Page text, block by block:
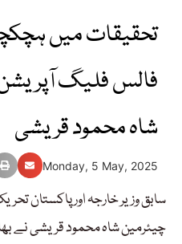
تحقیقات میں
فالس فلیگ
شاہ محمود قریشی
Monday, 5 May, 2025
سابق وزیر خارجہ اور پاکستان
چیئرمین شاہ محمود قریشی نے